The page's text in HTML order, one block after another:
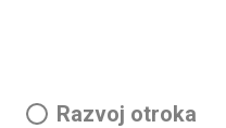
Razvoj otroka